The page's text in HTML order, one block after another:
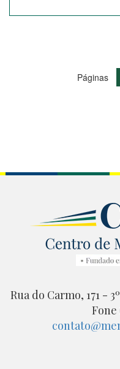
Páginas
Rua do Carmo, 171 -
Fone